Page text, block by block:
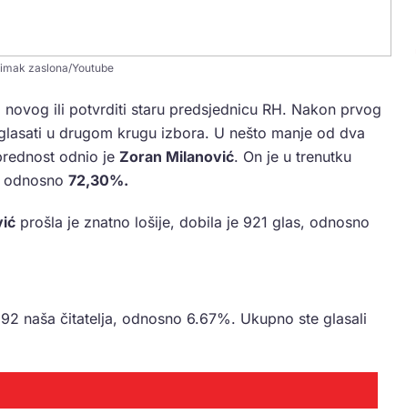
zaslona/Youtube
ili potvrditi staru predsjednicu RH. Nakon prvog
u drugom krugu izbora. U nešto manje od dva
odnio je Zoran Milanović. On je u trenutku
72,30%.
prošla je znatno lošije, dobila je 921 glas, odnosno
naša čitatelja, odnosno 6.67%. Ukupno ste glasali